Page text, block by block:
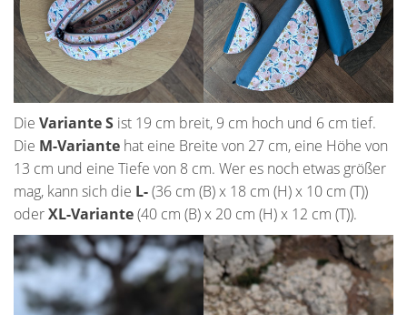
Die Variante S ist 19 cm breit, 9 cm hoch und 6 cm tief.
Die M-Variante hat eine Breite von 27 cm, eine Höhe von
13 cm und eine Tiefe von 8 cm. Wer es noch etwas größer
mag, kann sich die L-(36 cm (B) x 18 cm (H) x 10 cm (T))
oderXL-Variante(40 cm (B) x 20 cm (H) x 12 cm (T)).